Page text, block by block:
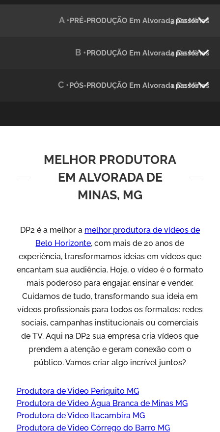
Animação 2D
Vídeos de Produtos e Serviços
A •PRÉ-PRODUÇÃO Em Alvorada De Minas
3 passos
B •PRODUÇÃO Em Alvorada De Minas
4 passos
C •PÓS-PRODUÇÃO Em Alvorada De Minas
1 passos
MELHOR PRODUTORA
EM ALVORADA DE
MINAS, MG
DP2 é a melhor a melhor produtora de vídeos de
Belo Horizonte, com mais de 20 anos de
experiência, transformamos ideias em vídeos que
encantam sua audiência. Hoje, o vídeo é o formato
mais poderoso para engajar, ensinar e vender.
Cuidamos de tudo, transformando sua ideia em
vídeos profissionais para todos os formatos: redes
sociais, campanhas institucionais ou comerciais
de TV. Aqui na DP2 sua empresa cria vídeos que
prendem a atenção e geram conexão com o
público. Vamos criar algo incrível juntos?
Produtora de Video Periquito MG
Produtora de Video Água Branca de Minas MG
Produtora de Video Itacambira MG
Produtora de Video Córrego do Barro MG